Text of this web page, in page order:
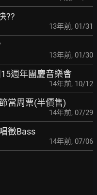
??
13年前, 01/31
13年前, 01/30
週年團慶音樂會
14年前, 10/12
當周票(半價售)
14年前, 07/29
徵Bass
14年前, 07/06